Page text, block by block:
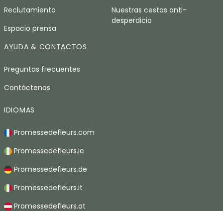
Reclutamiento
Espacio prensa
Nuestras cestas anti-
desperdicio
AYUDA & CONTACTOS
Preguntas frecuentes
Contáctenos
IDIOMAS
Promessedefleurs.com
Promessedefleurs.ie
Promessedefleurs.de
Promessedefleurs.it
Promessedefleurs.at